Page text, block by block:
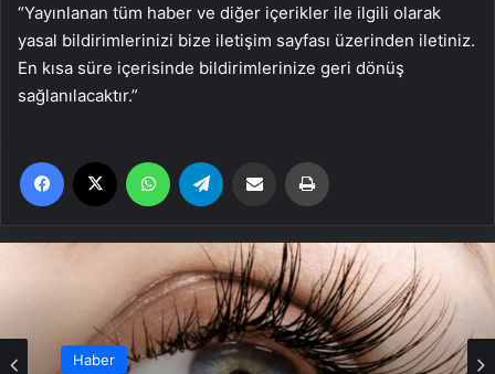
“Yayınlanan tüm haber ve diğer içerikler ile ilgili olarak
yasal bildirimlerinizi bize iletişim sayfası üzerinden iletiniz.
En kısa süre içerisinde bildirimlerinize geri dönüş
sağlanılacaktır.”
Facebook WhatsApp Email'den paylaş
Haber